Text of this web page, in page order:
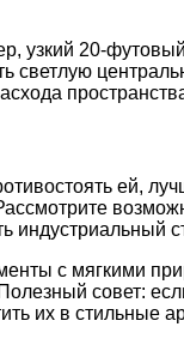
20-
светлую
ей,
индустриальный
с мягкими
совет:
их в стильные